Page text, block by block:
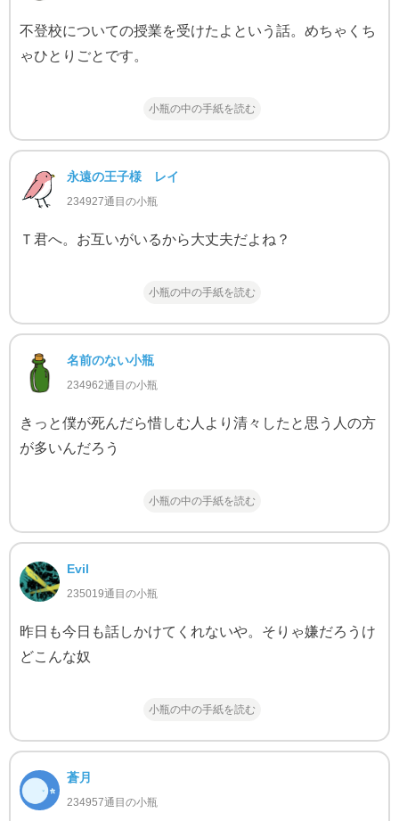
不登校についての授業を受けたよという話。めちゃくち
ゃひとりごとです。
小瓶の中の手紙を読む
永遠の王子様 レイ
234927通目の小瓶
Ｔ君へ。お互いがいるから大丈夫だよね？
小瓶の中の手紙を読む
名前のない小瓶
234962通目の小瓶
きっと僕が死んだら惜しむ人より清々したと思う人の方
が多いんだろう
小瓶の中の手紙を読む
Evil
235019通目の小瓶
昨日も今日も話しかけてくれないや。そりゃ嫌だろうけ
どこんな奴
小瓶の中の手紙を読む
蒼月
234957通目の小瓶